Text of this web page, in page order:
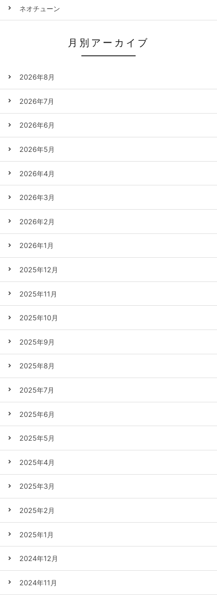
ネオチューン
月別アーカイブ
2026年8月
2026年7月
2026年6月
2026年5月
2026年4月
2026年3月
2026年2月
2026年1月
2025年12月
2025年11月
2025年10月
2025年9月
2025年8月
2025年7月
2025年6月
2025年5月
2025年4月
2025年3月
2025年2月
2025年1月
2024年12月
2024年11月